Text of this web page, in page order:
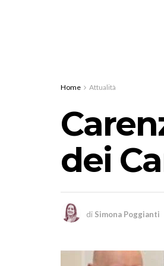
Home Attualità
dei
di Simona Poggianti